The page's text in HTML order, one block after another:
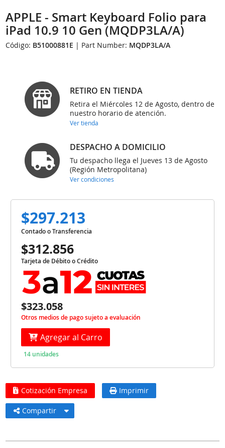
APPLE - Smart Keyboard Folio para
iPad 10.9 10 Gen (MQDP3LA/A)
Código: B51000881E | Part Number: MQDP3LA/A
RETIRO EN TIENDA
Retira el Miércoles 12 de Agosto, dentro de
nuestro horario de atención.
Ver tienda
DESPACHO A DOMICILIO
Tu despacho llega el Jueves 13 de Agosto
(Región Metropolitana)
Ver condiciones
$297.213
Contado o Transferencia
$312.856
Tarjeta de Débito o Crédito
$323.058
Otros medios de pago sujeto a evaluación
Agregar al Carro
14 unidades
Cotización Empresa Imprimir
Compartir